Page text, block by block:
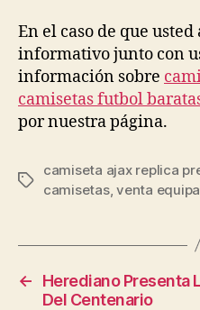
En el caso de que
informativo junto con
información sobre
camisetas futbol
por nuestra página.
Etiquetas
camiseta ajax replica
camisetas,venta
←
Herediano Presenta
Del Centenario